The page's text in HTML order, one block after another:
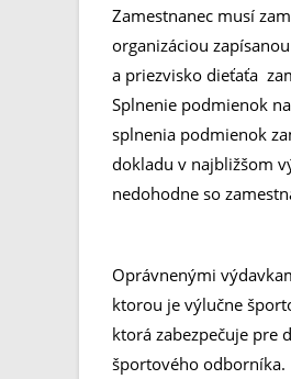
Zamestnanec musí
organizáciou
a priezvisko dieťaťa
Splnenie podmienok
splnenia podmienok
dokladu v najbližšom
nedohodne so
Oprávnenými
ktorou je výlučne
ktorá zabezpečuje pre
športového odborníka.